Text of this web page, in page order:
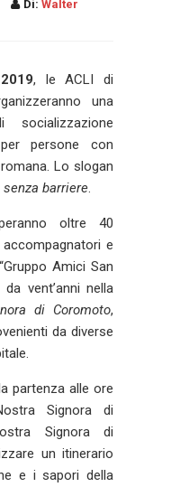
Di: Walter
, le ACLI di
una
socializzazione
persone con
Lo slogan
barriere.
oltre 40
e
Amici San
vent’anni nella
di Coromoto,
da diverse
partenza alle ore
Signora di
Signora di
un itinerario
e i sapori della